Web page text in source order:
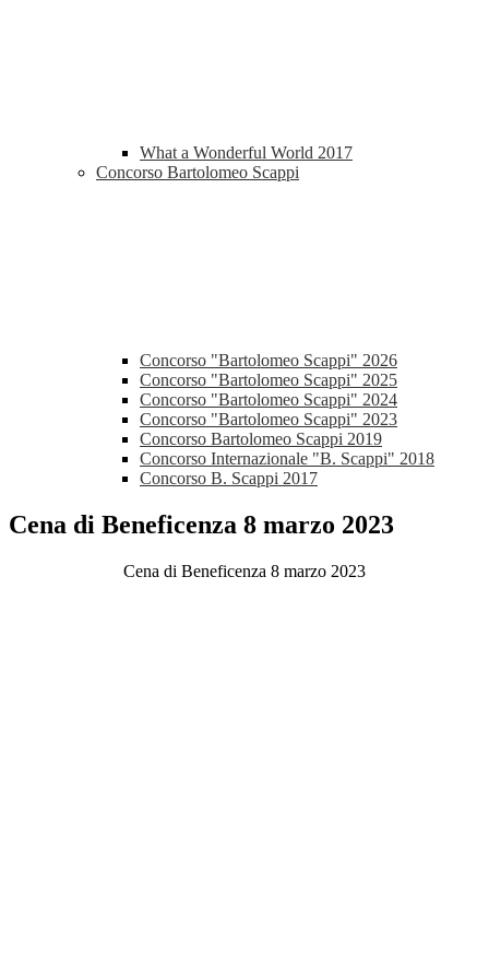
What a Wonderful World 2017
Concorso Bartolomeo Scappi
Concorso "Bartolomeo Scappi" 2026
Concorso "Bartolomeo Scappi" 2025
Concorso "Bartolomeo Scappi" 2024
Concorso "Bartolomeo Scappi" 2023
Concorso Bartolomeo Scappi 2019
Concorso Internazionale "B. Scappi" 2018
Concorso B. Scappi 2017
Cena di Beneficenza 8 marzo 2023
Cena di Beneficenza 8 marzo 2023